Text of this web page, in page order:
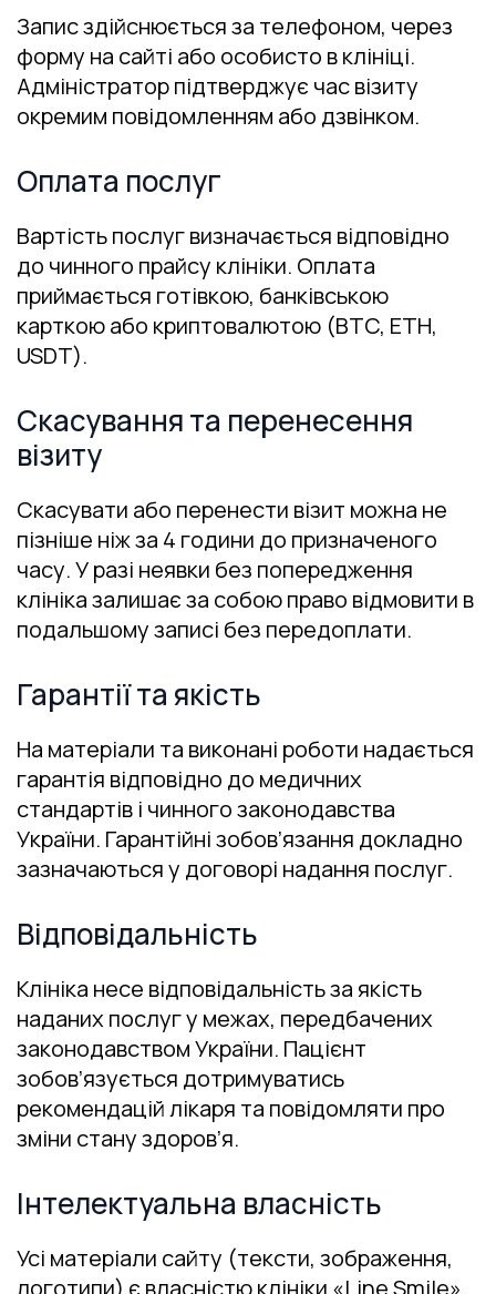
Запис здійснюється за телефоном, через
форму на сайті або особисто в клініці.
Адміністратор підтверджує час візиту
окремим повідомленням або дзвінком.
Оплата послуг
Вартість послуг визначається відповідно
до чинного прайсу клініки. Оплата
приймається готівкою, банківською
карткою або криптовалютою (BTC, ETH,
USDT).
Скасування та перенесення
візиту
Скасувати або перенести візит можна не
пізніше ніж за 4 години до призначеного
часу. У разі неявки без попередження
клініка залишає за собою право відмовити в
подальшому записі без передоплати.
Гарантії та якість
На матеріали та виконані роботи надається
гарантія відповідно до медичних
стандартів і чинного законодавства
України. Гарантійні зобов’язання докладно
зазначаються у договорі надання послуг.
Відповідальність
Клініка несе відповідальність за якість
наданих послуг у межах, передбачених
законодавством України. Пацієнт
зобов’язується дотримуватись
рекомендацій лікаря та повідомляти про
зміни стану здоров’я.
Інтелектуальна власність
Усі матеріали сайту (тексти, зображення,
логотипи) є власністю клініки «Line Smile».